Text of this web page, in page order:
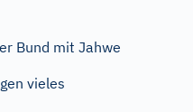
Bund mit Jahwe
vieles